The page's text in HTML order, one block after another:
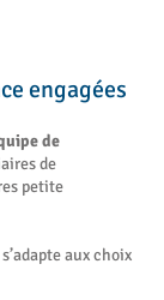
engagées
de
de
petite
aux choix